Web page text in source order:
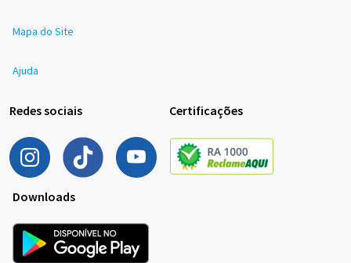
Mapa do Site
Ajuda
Redes sociais Certificações
Downloads